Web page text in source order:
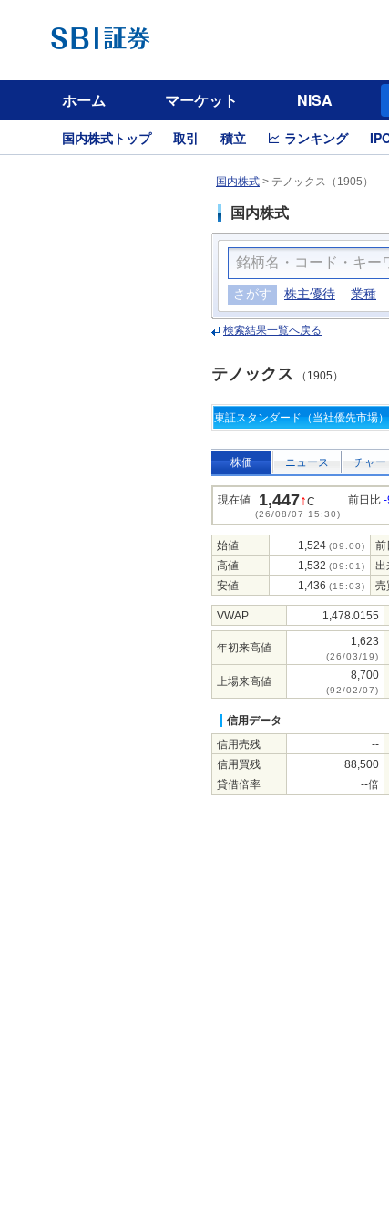
ホーム マーケット NISA
国内株式トップ 取引 積立 ランキング
国内株式 > テノックス（1905）
国内株式
さがす 株主優待 業種
検索結果一覧へ戻る
テノックス （1905）
東証スタンダード（当社優先市場）
株価 ニュース チャー
現在値 1,447↑C
(26/08/07 15:30)
前日比
始値 1,524 (09:00) 前
高値 1,532 (09:01) 出
安値 1,436 (15:03) 売
VWAP 1,478.0155
年初来高値 1,623
(26/03/19)
上場来高値 8,700
(92/02/07)
信用データ
信用売残
--
信用買残
88,500
貸借倍率
--倍